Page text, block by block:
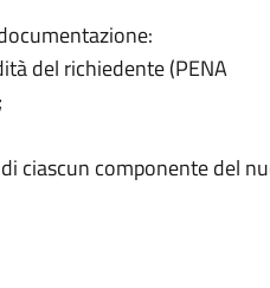
del richiedente (PENA
ciascun componente del